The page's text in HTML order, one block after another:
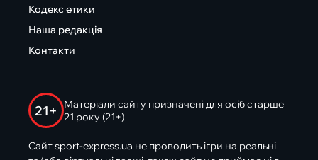
Кодекс етики
Наша редакція
Контакти
21+
Матеріали сайту призначені для осіб старше
21 року (21+)
Сайт sport-express.ua не проводить ігри на реальні